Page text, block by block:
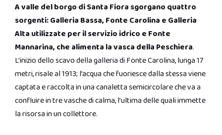
A valle del borgo di Santa Fiora sgorgano quattro
sorgenti: Galleria Bassa, Fonte Carolina e Galleria
Alta utilizzate per il servizio idrico e Fonte
Mannarina, che alimenta la vasca della Peschiera.
L’inizio dello scavo della galleria di Fonte Carolina, lunga 17
metri, risale al 1913; l’acqua che fuoriesce dalla stessa viene
captata e raccolta in una canaletta semicircolare che va a
confluire in tre vasche di calma, l’ultima delle quali immette
la risorsa in un collettore.